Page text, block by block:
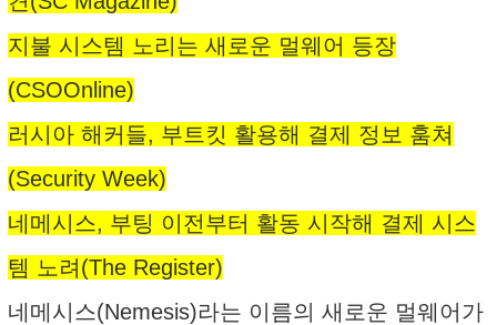
지불 시스템 노리는 새로운 멀웨어 등장
(CSOOnline)
러시아 해커들, 부트킷 활용해 결제 정보 훔쳐
(Security Week)
네메시스, 부팅 이전부터 활동 시작해 결제 시스
템 노려(The Register)
네메시스(Nemesis)라는 이름의 새로운 멀웨어가